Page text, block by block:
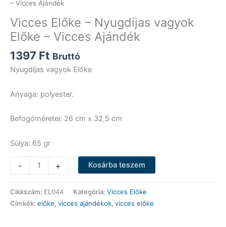
– Vicces Ajándék
Vicces Előke – Nyugdíjas vagyok
Előke – Vicces Ajándék
1397 Ft Bruttó
Nyugdíjas vagyok Előke
Anyaga: polyester.
Befogóméretei: 26 cm x 32,5 cm
Súlya: 65 gr
-
Előke
-
Nyugdíjas
vagyok
+ Kosárba teszem
Cikkszám: EL044 Kategória: Vicces Előke
Címkék: előke, vicces ajándékok, vicces előke